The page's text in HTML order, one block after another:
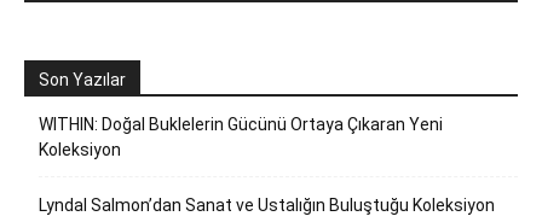
Son Yazılar
WITHIN: Doğal Buklelerin Gücünü Ortaya Çıkaran Yeni
Koleksiyon
Lyndal Salmon’dan Sanat ve Ustalığın Buluştuğu Koleksiyon